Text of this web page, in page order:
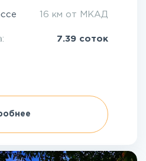
16 км от МКАД
7.39 соток